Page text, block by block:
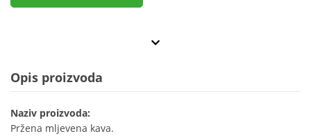
Opis proizvoda
Naziv proizvoda:
Pržena mljevena kava.